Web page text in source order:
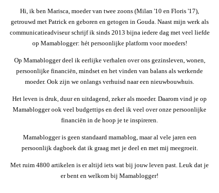
Hi, ik ben Marisca, moeder van twee zoons (Milan '10 en Floris '17),
getrouwd met Patrick en geboren en getogen in Gouda. Naast mijn werk als
communicatieadviseur schrijf ik sinds 2013 bijna iedere dag met veel liefde
op Mamablogger: hét persoonlijke platform voor moeders!
Op Mamablogger deel ik eerlijke verhalen over ons gezinsleven, wonen,
persoonlijke financiën, mindset en het vinden van balans als werkende
moeder. Ook zijn we onlangs verhuisd naar een nieuwbouwhuis.
Het leven is druk, duur en uitdagend, zeker als moeder. Daarom vind je op
Mamablogger ook veel budgettips en deel ik veel over onze persoonlijke
financiën in de hoop je te inspireren.
Mamablogger is geen standaard mamablog, maar al vele jaren een
persoonlijk dagboek dat ik graag met je deel en met mij meegroeit.
Met ruim 4800 artikelen is er altijd iets wat bij jouw leven past. Leuk dat je
er bent en welkom bij Mamablogger!